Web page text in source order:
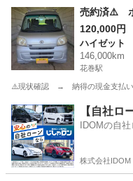
青森 青森市 ミライース
売約済⚠️ ポ
120,000円
ハイゼット
146,000km
花巻駅
⚠️現状確認 → 納得の現金支払い
岩手 花巻市 花巻駅
【自社ロ
IDOMの自
株式会社IDOM